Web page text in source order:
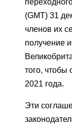
(GMT) 31
членов их
получение
того, чтобы
2021 года.
Эти